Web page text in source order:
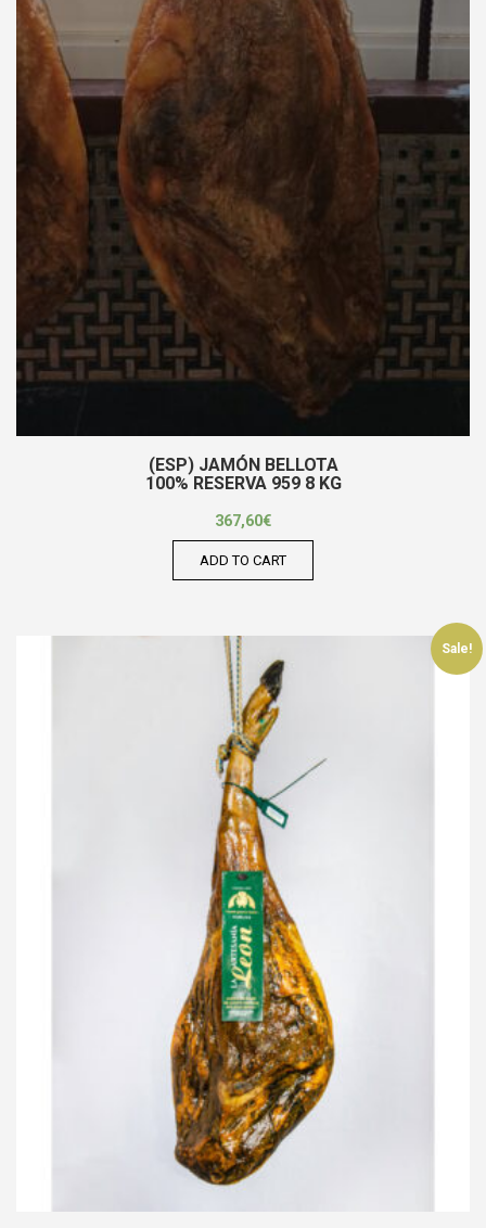
(ESP) JAMÓN BELLOTA
100% RESERVA 959 8 KG
367,60€
ADD TO CART
Sale!